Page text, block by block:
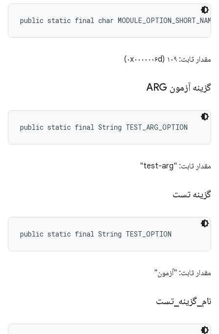
public static final char MODULE_OPTION_SHORT_NAME
مقدار ثابت: ۱۰۹ (۰x۰۰۰۰۰۰۶d)
گزینه آزمون ARG
public static final String TEST_ARG_OPTION
مقدار ثابت: "test-arg"
گزینه تست
public static final String TEST_OPTION
مقدار ثابت: "آزمون"
نام گزینه _تست